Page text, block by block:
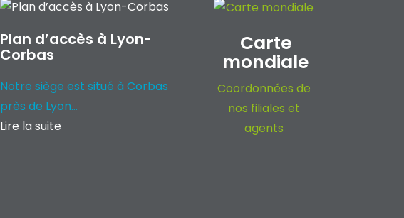
Plan d’accès à Lyon-
Corbas
Notre siège est situé à Corbas
près de Lyon...
Lire la suite
Carte
mondiale
Coordonnées de
nos filiales et
agents